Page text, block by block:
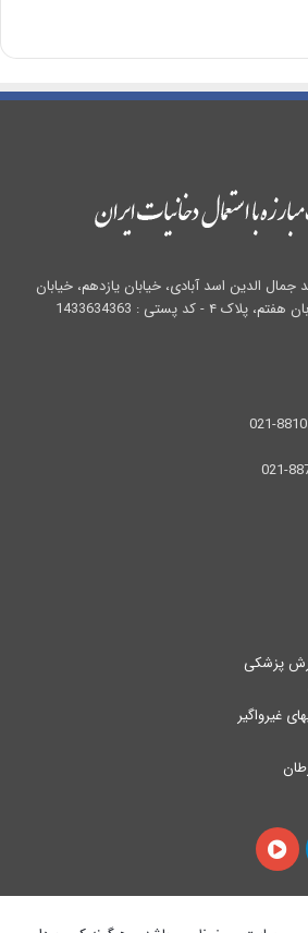
الدین اسد آبادی، خیابان یازدهم، خیابان
- کد پستی : 1433634363
پزشكی
غیرواگیر
تلگرام آپارات